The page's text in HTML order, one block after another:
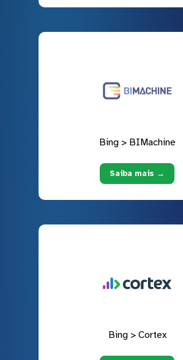
Bing > BIMachine
Saiba mais →
Bing > Cortex